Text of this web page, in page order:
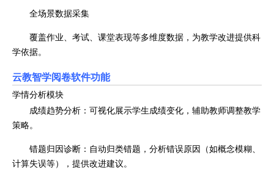
全场景数据采集
覆盖作业、考试、课堂表现等多维度数据，为教学改进提供科
学依据。
云教智学阅卷软件功能
学情分析模块
成绩趋势分析：可视化展示学生成绩变化，辅助教师调整教学
策略。
错题归因诊断：自动归类错题，分析错误原因（如概念模糊、
计算失误等），提供改进建议。